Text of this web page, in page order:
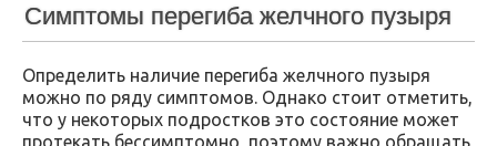
Симптомы перегиба желчного пузыря
Определить наличие перегиба желчного пузыря
можно по ряду симптомов. Однако стоит отметить,
что у некоторых подростков это состояние может
протекать бессимптомно, поэтому важно обращать